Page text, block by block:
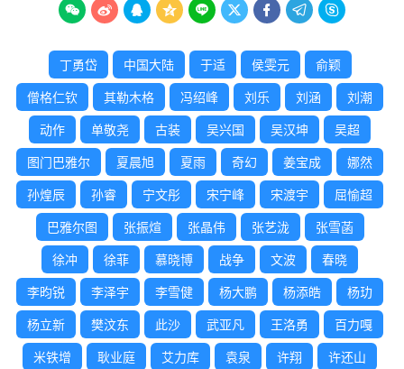
        
丁勇岱 中国大陆 于适 侯雯元 俞颖
僧格仁钦 其勒木格 冯绍峰 刘乐 刘涵 刘潮
动作 单敬尧 古装 吴兴国 吴汉坤 吴超
图门巴雅尔 夏晨旭 夏雨 奇幻 姜宝成 娜然
孙煌辰 孙睿 宁文彤 宋宁峰 宋渡宇 屈愉超
巴雅尔图 张振煊 张晶伟 张艺泷 张雪菡
徐冲 徐菲 慕晓博 战争 文波 春晓
李昀锐 李泽宇 李雪健 杨大鹏 杨添皓 杨玏
杨立新 樊汶东 此沙 武亚凡 王洛勇 百力嘎
米铁增 耿业庭 艾力库 袁泉 许翔 许还山